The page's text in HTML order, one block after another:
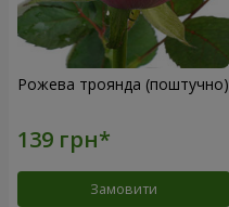
Рожева троянда (поштучно)
Замовити